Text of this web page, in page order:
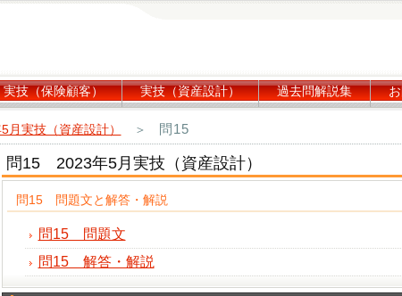
実技（保険顧客） 実技（資産設計） 過去問解説集
月実技（資産設計） ＞ 問15
問15 2023年5月実技（資産設計）
問15 問題文と解答・解説
問15 問題文
問15 解答・解説